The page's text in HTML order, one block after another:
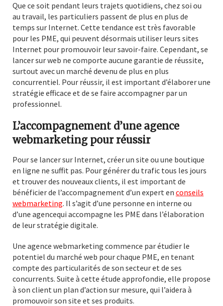
Que ce soit pendant leurs trajets quotidiens, chez soi ou
au travail, les particuliers passent de plus en plus de
temps sur Internet. Cette tendance est très favorable
pour les PME, qui peuvent désormais utiliser leurs sites
Internet pour promouvoir leur savoir-faire. Cependant, se
lancer sur web ne comporte aucune garantie de réussite,
surtout avec un marché devenu de plus en plus
concurrentiel. Pour réussir, il est important d’élaborer une
stratégie efficace et de se faire accompagner par un
professionnel.
L’accompagnement d’une agence
webmarketing pour réussir
Pour se lancer sur Internet, créer un site ou une boutique
en ligne ne suffit pas. Pour générer du trafic tous les jours
et trouver des nouveaux clients, il est important de
bénéficier de l’accompagnement d’un expert en conseils
webmarketing. Il s’agit d’une personne en interne ou
d’une agencequi accompagne les PME dans l’élaboration
de leur stratégie digitale.
Une agence webmarketing commence par étudier le
potentiel du marché web pour chaque PME, en tenant
compte des particularités de son secteur et de ses
concurrents. Suite à cette étude approfondie, elle propose
à son client un plan d’action sur mesure, qui l’aidera à
promouvoir son site et ses produits.